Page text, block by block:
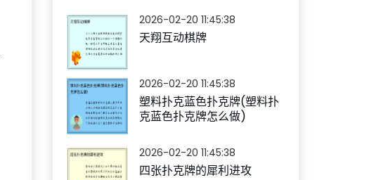
2026-02-20 11:45:38
天翔互动棋牌
2026-02-20 11:45:38
塑料扑克蓝色扑克牌(塑料扑
克蓝色扑克牌怎么做)
2026-02-20 11:45:38
四张扑克牌的犀利进攻